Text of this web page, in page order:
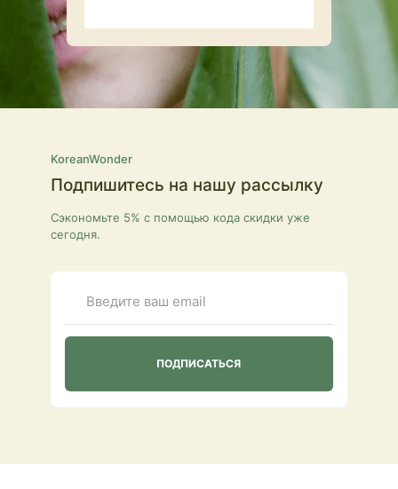
KoreanWonder
Подпишитесь на нашу рассылку
Сэкономьте 5% с помощью кода скидки уже
сегодня.